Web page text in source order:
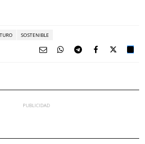
SOSTENIBLE